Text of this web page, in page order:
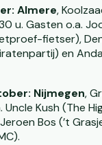
Almere,
u. Gasten o.a.
fietser),
en
Nijmegen,
Uncle Kush (The
Bos (’t